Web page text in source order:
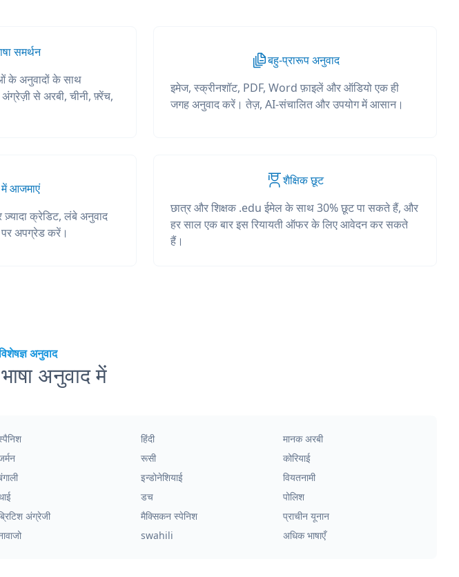
समर्थन
के अनुवादों के साथ
से अरबी, चीनी, फ़्रेंच,
बहु-प्रारूप अनुवाद
इमेज, स्क्रीनशॉट, PDF, Word फ़ाइलें और ऑडियो एक ही
जगह अनुवाद करें। तेज़, AI-संचालित और उपयोग में आसान।
आजमाएं
क्रेडिट, लंबे अनुवाद
अपग्रेड करें।
शैक्षिक छूट
छात्र और शिक्षक .edu ईमेल के साथ 30% छूट पा सकते हैं, और
हर साल एक बार इस रियायती ऑफर के लिए आवेदन कर सकते
हैं।
अनुवाद
अनुवाद में
हिंदी
मानक अरबी
रूसी
कोरियाई
इन्डोनेशियाई
वियतनामी
डच
पोलिश
अंग्रेजी मैक्सिकन स्पेनिश
प्राचीन यूनान
swahili अधिक भाषाएँ